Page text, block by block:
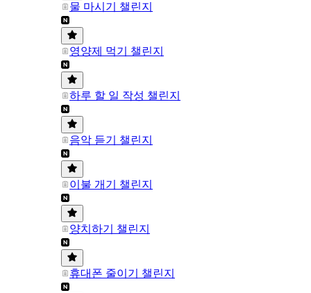
물 마시기 챌린지
영양제 먹기 챌린지
하루 할 일 작성 챌린지
음악 듣기 챌린지
이불 개기 챌린지
양치하기 챌린지
휴대폰 줄이기 챌린지